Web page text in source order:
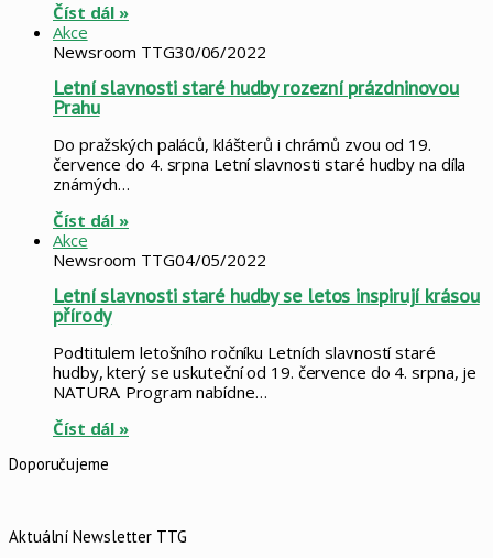
Číst dál »
Akce
Newsroom TTG30/06/2022
Letní slavnosti staré hudby rozezní prázdninovou
Prahu
Do pražských paláců, klášterů i chrámů zvou od 19.
července do 4. srpna Letní slavnosti staré hudby na díla
známých…
Číst dál »
Akce
Newsroom TTG04/05/2022
Letní slavnosti staré hudby se letos inspirují krásou
přírody
Podtitulem letošního ročníku Letních slavností staré
hudby, který se uskuteční od 19. července do 4. srpna, je
NATURA. Program nabídne…
Číst dál »
Doporučujeme
Aktuální Newsletter TTG